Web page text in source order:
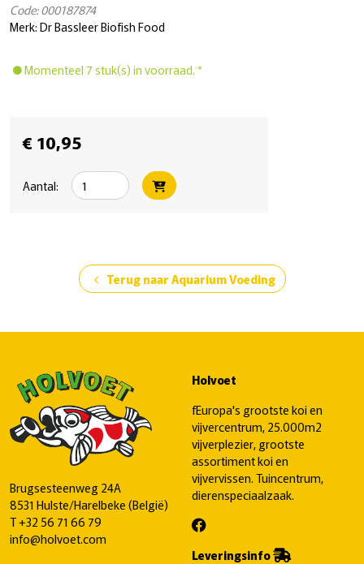
Code: 000187874
Merk: Dr Bassleer Biofish Food
Momenteel 7 stuk(s) in voorraad. *
€ 10,95
Aantal:
chevron_left Terug naar Aquarium Voeding
Brugsesteenweg 24A
8531 Hulste/Harelbeke (België)
T+32 56 71 66 79
info@holvoet.com
Holvoet
fEuropa's grootste koi en
vijvercentrum, 25.000m2
vijverplezier, grootste
assortiment koi en
vijvervissen. Tuincentrum,
dierenspeciaalzaak.
Leveringsinfo